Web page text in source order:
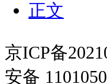
正文
京ICP备
安备